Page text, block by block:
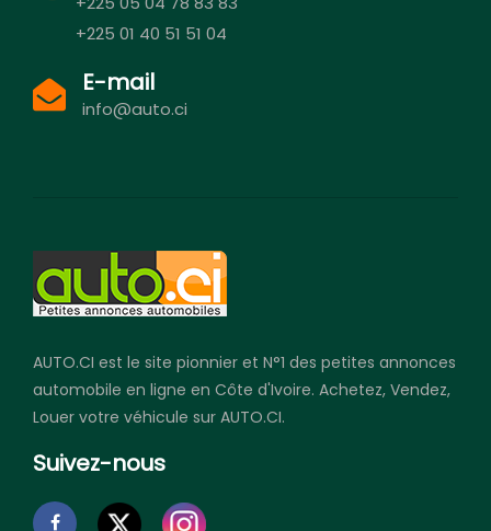
+225 01 40 51 51 04
E-mail
info@auto.ci
AUTO.CI est le site pionnier et N°1 des petites annonces
automobile en ligne en Côte d'Ivoire. Achetez, Vendez,
Louer votre véhicule sur AUTO.CI.
Suivez-nous